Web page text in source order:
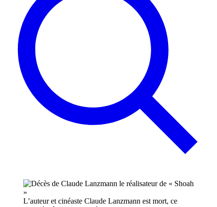
L’auteur et cinéaste Claude Lanzmann est mort, ce